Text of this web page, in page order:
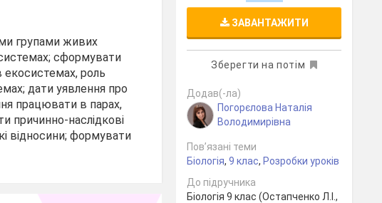
групами живих
сформувати
екосистемах, роль
дати уявлення про
працювати в парах,
причинно-наслідкові
відносини; формувати
ЗАВАНТАЖИТИ
Зберегти на потім
Додав(-ла)
Погорєлова Наталія
Володимирівна
Пов’язані теми
Біологія,9 клас, Розробки уроків
До підручника
Біологія 9 клас (Остапченко Л.І.,